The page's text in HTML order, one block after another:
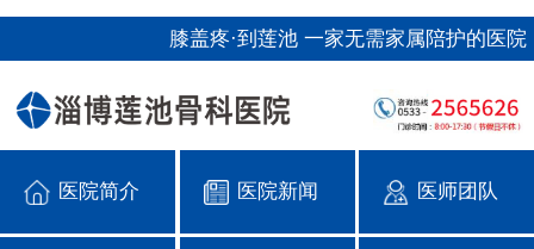
膝盖疼·到莲池 一家无需家属陪护的医院
医院简介 医院新闻 医师团队